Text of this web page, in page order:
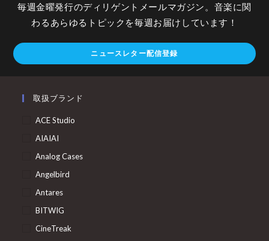
毎週金曜発行のディリゲントメールマガジン。音楽に関
わるあらゆるトピックを毎週お届けしています！
ニュースレター配信登録
取扱ブランド
ACE Studio
AIAIAI
Analog Cases
Angelbird
Antares
BITWIG
CineTreak